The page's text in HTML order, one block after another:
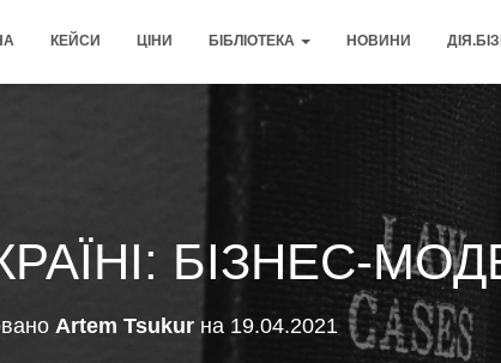
КЕЙСИ ЦІНИ БІБЛІОТЕКА НОВИНИ
БІЗНЕС-
Artem Tsukur на 19.04.2021